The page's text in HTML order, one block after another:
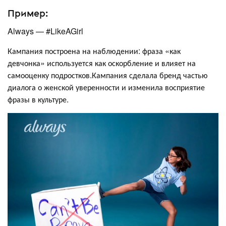
Пример:
Always — #LikeAGirl
Кампания построена на наблюдении: фраза «как
девчонка» используется как оскорбление и влияет на
самооценку подростков.Кампания сделала бренд частью
диалога о женской уверенности и изменила восприятие
фразы в культуре.